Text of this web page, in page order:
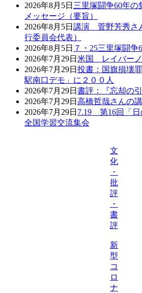
2026年8月5日 三里塚闘争60年
メッセージ（要旨）
2026年8月5日 講演 菅野芳秀さ
行委員会代表）
2026年8月5日 ７・25三里塚闘争
2026年7月29日 米国 レイバー
2026年7月29日 投書：国旗損壊
駅南口デモ」に２００人
2026年7月29日 書評：『忘却の
2026年7月29日 高橋哲哉さんの
2026年7月29日 7.19 第16回「日
全国学習交流集会
文
化
・
批
評
・
書
評
新
型
コ
ロ
ナ